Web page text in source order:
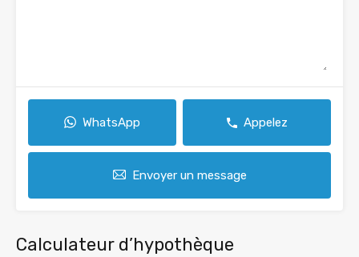
WhatsApp Appelez
Envoyer un message
Calculateur d’hypothèque